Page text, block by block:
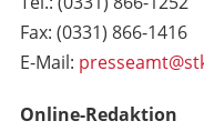
Fax: (0331) 866-1416
E-Mail:
Online-Redaktion